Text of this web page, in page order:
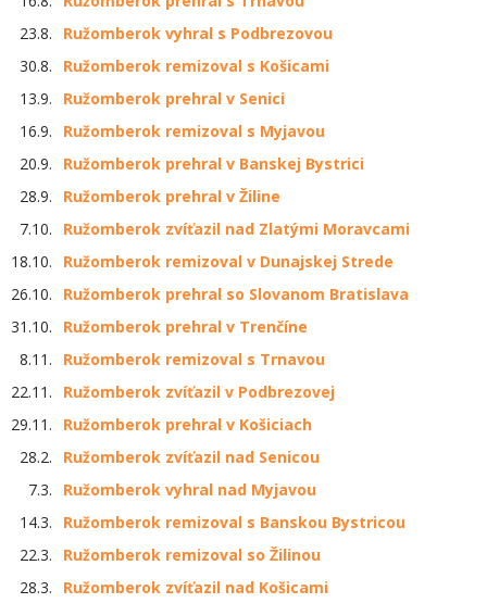
23.8.
Ružomberok vyhral s Podbrezovou
30.8.
Ružomberok remizoval s Košicami
13.9.
Ružomberok prehral v Senici
16.9.
Ružomberok remizoval s Myjavou
20.9.
Ružomberok prehral v Banskej Bystrici
28.9.
Ružomberok prehral v Žiline
7.10.
Ružomberok zvíťazil nad Zlatými Moravcami
18.10.
Ružomberok remizoval v Dunajskej Strede
26.10.
Ružomberok prehral so Slovanom Bratislava
31.10.
Ružomberok prehral v Trenčíne
8.11.
Ružomberok remizoval s Trnavou
22.11.
Ružomberok zvíťazil v Podbrezovej
29.11.
Ružomberok prehral v Košiciach
28.2.
Ružomberok zvíťazil nad Senicou
7.3.
Ružomberok vyhral nad Myjavou
14.3.
Ružomberok remizoval s Banskou Bystricou
22.3.
Ružomberok remizoval so Žilinou
28.3.
Ružomberok zvíťazil nad Košicami